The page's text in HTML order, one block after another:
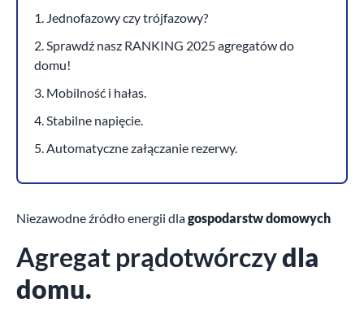
1. Jednofazowy czy trójfazowy?
2. Sprawdź nasz RANKING 2025 agregatów do
domu!
3. Mobilność i hałas.
4. Stabilne napięcie.
5. Automatyczne załączanie rezerwy.
Niezawodne źródło energii dlagospodarstw domowych
Agregat prądotwórczydla
domu.